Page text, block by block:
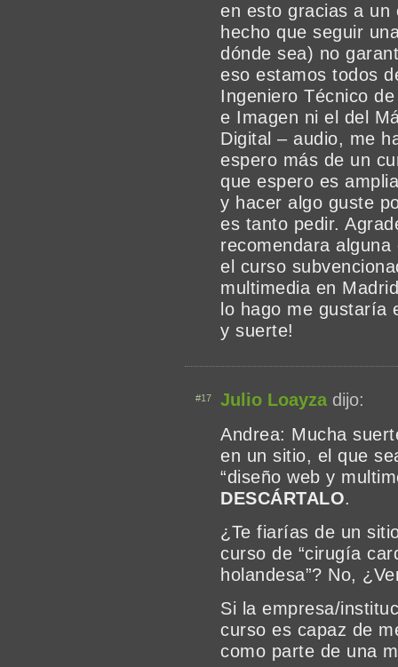
en esto gracias a un
hecho que seguir
dónde sea) no
eso estamos todos
Ingeniero Técnico
e Imagen ni el del
Digital – audio, me
espero más de un
que espero es
y hacer algo guste
es tanto pedir.
recomendara
el curso
multimedia en
lo hago me gustaría
y suerte!
#17 Julio Loayza dijo:
Andrea: Mucha
en un sitio, el que
“diseño web y
DESCÁRTALO.
¿Te fiarías de un
curso de “cirugía
holandesa”? No,
Si la empresa/
curso es capaz de
como parte de una